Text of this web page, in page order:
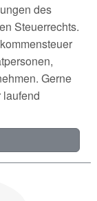
des
Steuerrechts.
Gerne